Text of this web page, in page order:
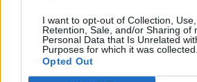
I want to opt-out of Collection, Use,
Retention, Sale, and/or Sharing of
Personal Data that Is Unrelated
Purposes for which it was collected.
Opted Out